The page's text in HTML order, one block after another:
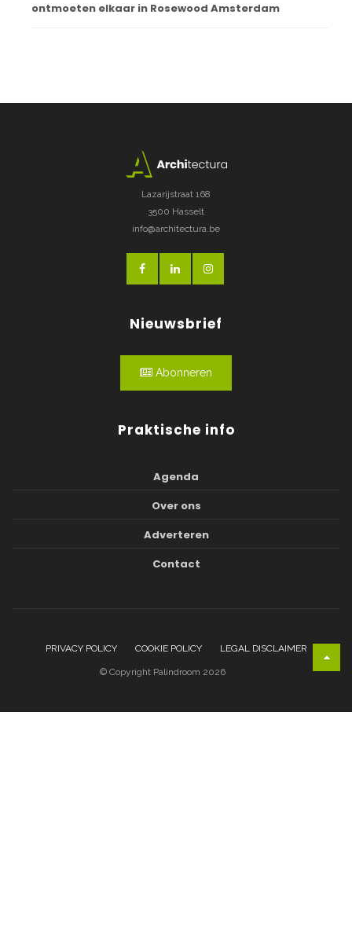
ontmoeten elkaar in Rosewood Amsterdam
Lazarijstraat 168
3500 Hasselt
info@architectura.be
Nieuwsbrief
Abonneren
Praktische info
Agenda
Over ons
Adverteren
Contact
PRIVACY POLICY COOKIE POLICY LEGAL DISCLAIMER
© Copyright Palindroom 2026